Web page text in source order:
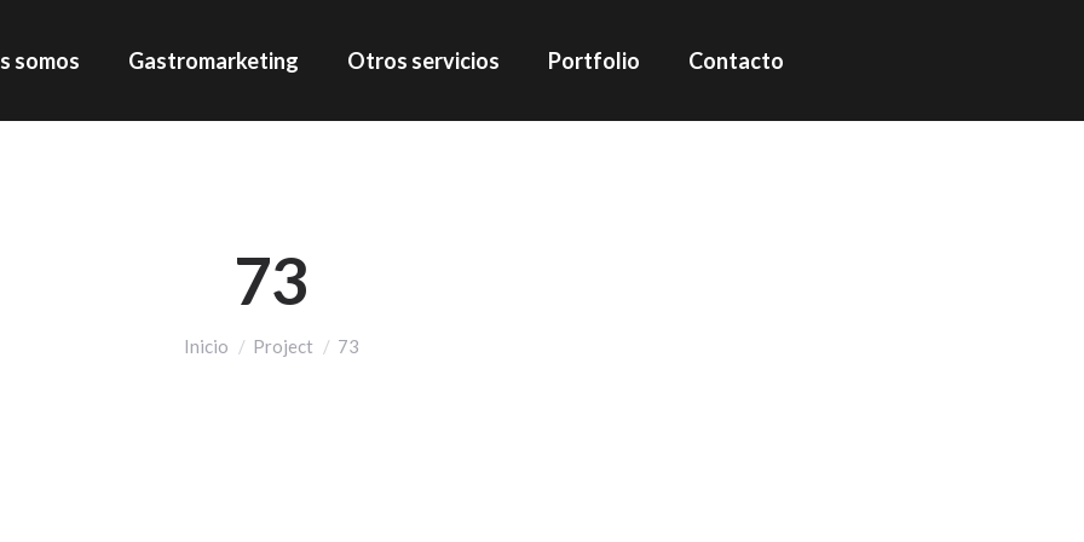
somos Gastromarketing Otros servicios Portfolio Contacto
73
Estás aquí:
Inicio Project 73